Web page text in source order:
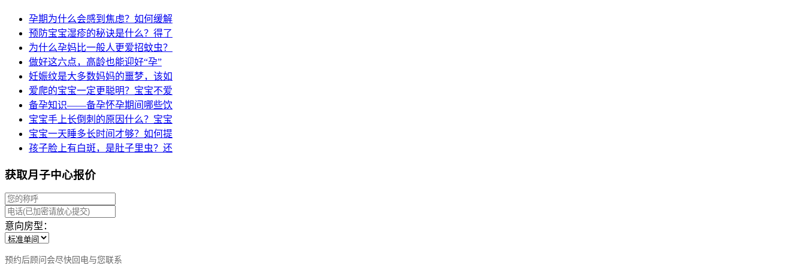
孕期为什么会感到焦虑？如何缓解
预防宝宝湿疹的秘诀是什么？得了
为什么孕妈比一般人更爱招蚊虫？
做好这六点，高龄也能迎好“孕”
妊娠纹是大多数妈妈的噩梦，该如
爱爬的宝宝一定更聪明？宝宝不爱
备孕知识——备孕怀孕期间哪些饮
宝宝手上长倒刺的原因什么？宝宝
宝宝一天睡多长时间才够？如何提
孩子脸上有白斑，是肚子里虫？还
获取月子中心报价
意向房型：
预约后顾问会尽快回电与您联系